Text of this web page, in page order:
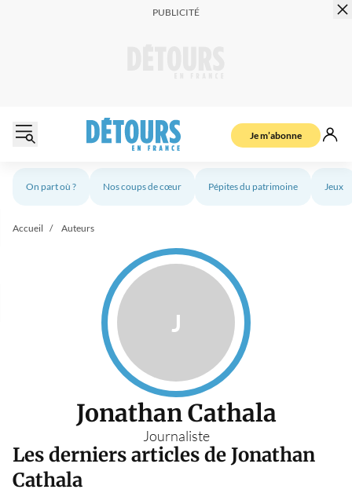
Je m’abonne
On part où ? Nos coups de cœur Pépites du patrimoine Jeux
Accueil Auteurs
J
Jonathan Cathala
Journaliste
Les derniers articles de Jonathan
Cathala